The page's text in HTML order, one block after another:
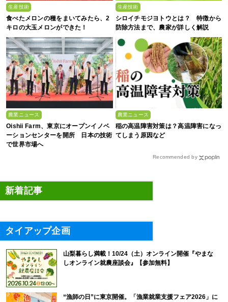
生産技術
食べたメロンの種をまいてみたら、2
キロの大玉メロンができた！
生産技術
シロイチモジヨトウとは？ 特徴から
防除方法まで、農家が詳しく解説
農業ニュース
Oishii Farm、東京にオープンイノベ
ーションセンターを開所 日本の技術
で世界市場へ
農業ニュース
稲の高温障害対策は？高温障害になっ
てしまう原因など
Recommended by
新着記事
タイアップ企画
山梨暮らし満載！10/24（土）オンライン開催『やまな
しオンライン就農座談会』【参加無料】
“漁師の日”に東京開催。「漁業就業支援フェア2026」に